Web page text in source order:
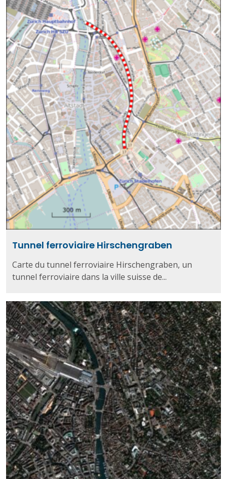
Tunnel ferroviaire Hirschengraben
Carte du tunnel ferroviaire Hirschengraben, un
tunnel ferroviaire dans la ville suisse de...